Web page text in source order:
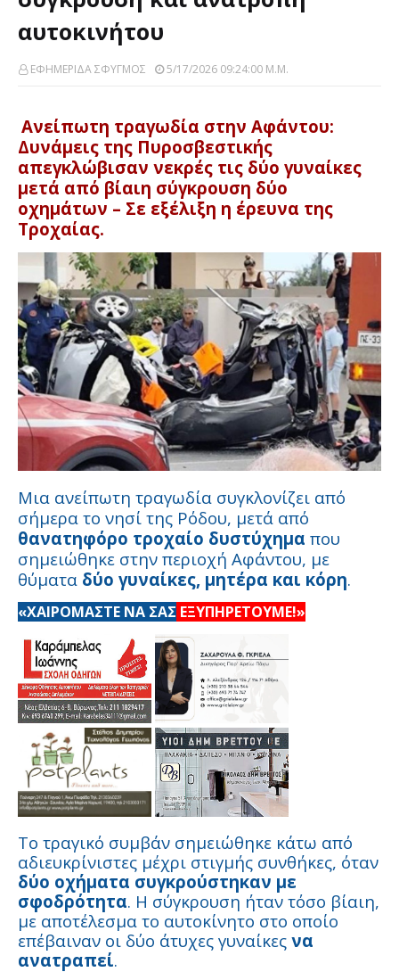
αυτοκινήτου
ΕΦΗΜΕΡΙΔΑ ΣΦΥΓΜΟΣ 5/17/2026 09:24:00 Μ.μ.
Ανείπωτη τραγωδία στην Αφάντου:
Δυνάμεις της Πυροσβεστικής
απεγκλώβισαν νεκρές τις δύο γυναίκες
μετά από βίαιη σύγκρουση δύο
οχημάτων – Σε εξέλιξη η έρευνα της
Τροχαίας.
Μια ανείπωτη τραγωδία συγκλονίζει από
σήμερα το νησί της Ρόδου, μετά από
θανατηφόρο τροχαίο δυστύχημα που
σημειώθηκε στην περιοχή Αφάντου, με
θύματα δύο γυναίκες, μητέρα και κόρη.
«ΧΑΙΡΟΜΑΣΤΕ ΝΑ ΣΑΣ ΕΞΥΠΗΡΕΤΟΥΜΕ!»
Το τραγικό συμβάν σημειώθηκε κάτω από
αδιευκρίνιστες μέχρι στιγμής συνθήκες, όταν
δύο οχήματα συγκρούστηκαν με
σφοδρότητα. Η σύγκρουση ήταν τόσο βίαιη,
με αποτέλεσμα το αυτοκίνητο στο οποίο
επέβαιναν οι δύο άτυχες γυναίκες να
ανατραπεί.